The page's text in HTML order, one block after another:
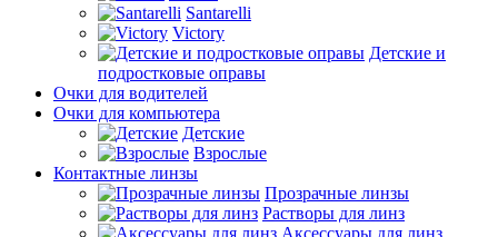
Santarelli
Victory
Детские и
подростковые оправы
Очки для водителей
Очки для компьютера
Детские
Взрослые
Контактные линзы
Прозрачные линзы
Растворы для линз
Аксессуары для линз